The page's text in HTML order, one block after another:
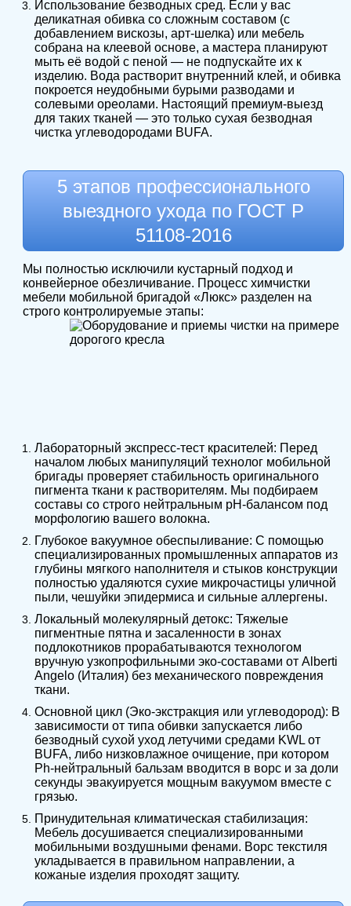
Использование безводных сред. Если у вас
деликатная обивка со сложным составом (с
добавлением вискозы, арт-шелка) или мебель
собрана на клеевой основе, а мастера планируют
мыть её водой с пеной — не подпускайте их к
изделию. Вода растворит внутренний клей, и обивка
покроется неудобными бурыми разводами и
солевыми ореолами. Настоящий премиум-выезд
для таких тканей — это только сухая безводная
чистка углеводородами BUFA.
5 этапов профессионального
выездного ухода по ГОСТ Р
51108-2016
Мы полностью исключили кустарный подход и
конвейерное обезличивание. Процесс химчистки
мебели мобильной бригадой «Люкс» разделен на
строго контролируемые этапы:
Лабораторный экспресс-тест красителей: Перед
началом любых манипуляций технолог мобильной
бригады проверяет стабильность оригинального
пигмента ткани к растворителям. Мы подбираем
составы со строго нейтральным pH-балансом под
морфологию вашего волокна.
Глубокое вакуумное обеспыливание: С помощью
специализированных промышленных аппаратов из
глубины мягкого наполнителя и стыков конструкции
полностью удаляются сухие микрочастицы уличной
пыли, чешуйки эпидермиса и сильные аллергены.
Локальный молекулярный детокс: Тяжелые
пигментные пятна и засаленности в зонах
подлокотников прорабатываются технологом
вручную узкопрофильными эко-составами от Alberti
Angelo (Италия) без механического повреждения
ткани.
Основной цикл (Эко-экстракция или углеводород): В
зависимости от типа обивки запускается либо
безводный сухой уход летучими средами KWL от
BUFA, либо низковлажное очищение, при котором
Ph-нейтральный бальзам вводится в ворс и за доли
секунды эвакуируется мощным вакуумом вместе с
грязью.
Принудительная климатическая стабилизация:
Мебель досушивается специализированными
мобильными воздушными фенами. Ворс текстиля
укладывается в правильном направлении, а
кожаные изделия проходят защиту.